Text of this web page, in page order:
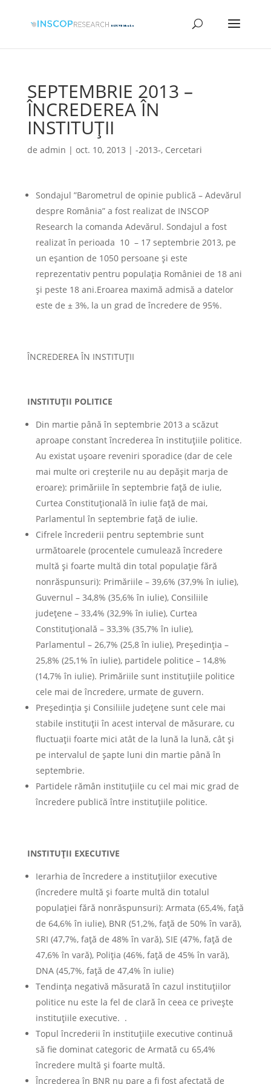
SEPTEMBRIE 2013 –
ÎNCREDEREA ÎN
INSTITUŢII
de admin | oct. 10, 2013 | -2013-, Cercetari
Sondajul ”Barometrul de opinie publică – Adevărul
despre România” a fost realizat de INSCOP
Research la comanda Adevărul. Sondajul a fost
realizat în perioada 10 – 17 septembrie 2013, pe
un eșantion de 1050 persoane și este
reprezentativ pentru populația României de 18 ani
și peste 18 ani.Eroarea maximă admisă a datelor
este de ± 3%, la un grad de încredere de 95%.
ÎNCREDEREA ÎN INSTITUŢII
INSTITUŢII POLITICE
Din martie până în septembrie 2013 a scăzut
aproape constant încrederea în instituţiile politice.
Au existat uşoare reveniri sporadice (dar de cele
mai multe ori creşterile nu au depăşit marja de
eroare): primăriile în septembrie faţă de iulie,
Curtea Constituţională în iulie faţă de mai,
Parlamentul în septembrie faţă de iulie.
Cifrele încrederii pentru septembrie sunt
următoarele (procentele cumulează încredere
multă şi foarte multă din total populaţie fără
nonrăspunsuri): Primăriile – 39,6% (37,9% în iulie),
Guvernul – 34,8% (35,6% în iulie), Consiliile
judeţene – 33,4% (32,9% în iulie), Curtea
Constituţională – 33,3% (35,7% în iulie),
Parlamentul – 26,7% (25,8 în iulie), Preşedinţia –
25,8% (25,1% în iulie), partidele politice – 14,8%
(14,7% în iulie). Primăriile sunt instituţiile politice
cele mai de încredere, urmate de guvern.
Preşedinţia şi Consiliile judeţene sunt cele mai
stabile instituţii în acest interval de măsurare, cu
fluctuaţii foarte mici atât de la lună la lună, cât şi
pe intervalul de şapte luni din martie până în
septembrie.
Partidele rămân instituţiile cu cel mai mic grad de
încredere publică între instituţiile politice.
INSTITUŢII EXECUTIVE
Ierarhia de încredere a instituţiilor executive
(încredere multă şi foarte multă din totalul
populaţiei fără nonrăspunsuri): Armata (65,4%, faţă
de 64,6% în iulie), BNR (51,2%, faţă de 50% în vară),
SRI (47,7%, faţă de 48% în vară), SIE (47%, faţă de
47,6% în vară), Poliţia (46%, faţă de 45% în vară),
DNA (45,7%, faţă de 47,4% în iulie)
Tendinţa negativă măsurată în cazul instituţiilor
politice nu este la fel de clară în ceea ce priveşte
instituţiile executive. .
Topul încrederii în instituţiile executive continuă
să fie dominat categoric de Armată cu 65,4%
încredere multă şi foarte multă.
Încrederea în BNR nu pare a fi fost afectată de